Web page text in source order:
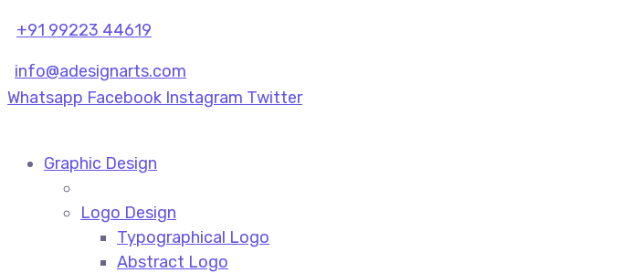
+91 99223 44619
info@adesignarts.com
Whatsapp Facebook Instagram Twitter
Graphic Design
Logo Design
Typographical Logo
Abstract Logo